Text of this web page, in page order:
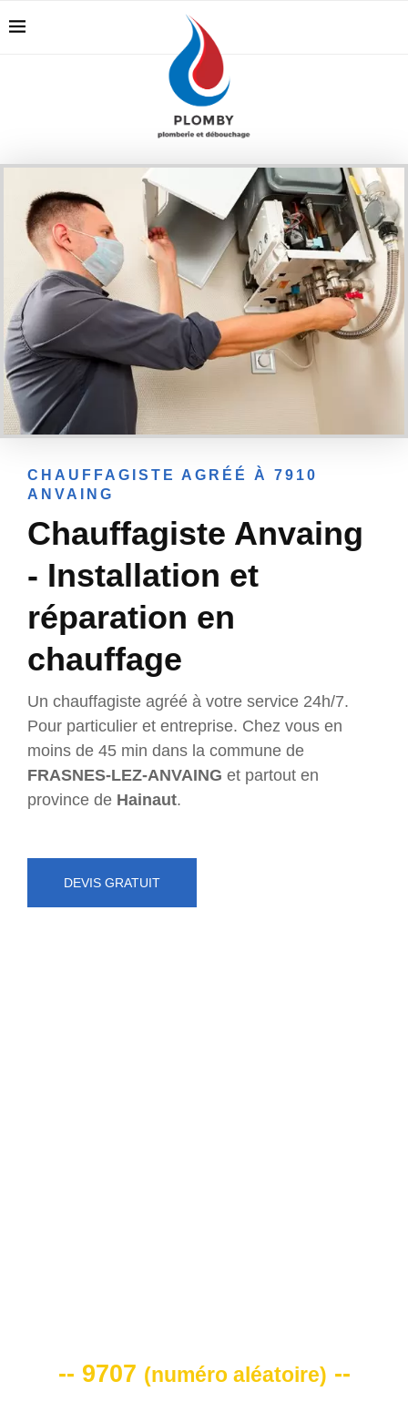
CHAUFFAGISTE AGRÉÉ À 7910
ANVAING
Chauffagiste Anvaing
- Installation et
réparation en
chauffage
Un chauffagiste agréé à votre service 24h/7.
Pour particulier et entreprise. Chez vous en
moins de 45 min dans la commune de
FRASNES-LEZ-ANVAING et partout en
province de Hainaut.
DEVIS GRATUIT
-- 9707 (numéro aléatoire) --